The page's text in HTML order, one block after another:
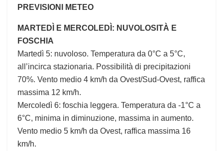
PREVISIONI METEO
MARTEDÌ E MERCOLEDÌ: NUVOLOSITÀ E
FOSCHIA
Martedì 5: nuvoloso. Temperatura da 0°C a 5°C,
all’incirca stazionaria. Possibilità di precipitazioni
70%. Vento medio 4 km/h da Ovest/Sud-Ovest, raffica
massima 12 km/h.
Mercoledì 6: foschia leggera. Temperatura da -1°C a
6°C, minima in diminuzione, massima in aumento.
Vento medio 5 km/h da Ovest, raffica massima 16
km/h.